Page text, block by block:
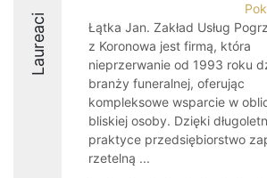
Laureaci
Łątka Jan. Zakład Usług
z Koronowa jest firmą, która
nieprzerwanie od 1993 roku
branży funeralnej, oferując
kompleksowe wsparcie w
bliskiej osoby. Dzięki
praktyce przedsiębiorstwo
rzetelną ...